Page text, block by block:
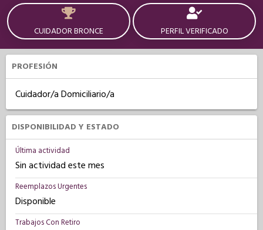
CUIDADOR BRONCE PERFIL VERIFICADO
PROFESIÓN
Cuidador/a Domiciliario/a
DISPONIBILIDAD Y ESTADO
Última actividad
Sin actividad este mes
Reemplazos Urgentes
Disponible
Trabajos Con Retiro